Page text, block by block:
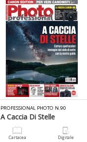
PROFESSIONAL PHOTO N.90
A Caccia Di Stelle
Cartacea Digitale